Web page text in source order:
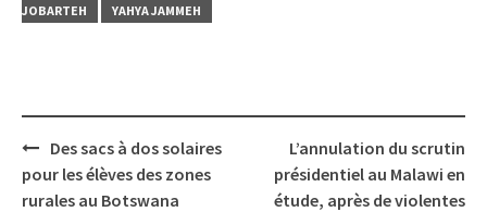
JOBARTEH
YAHYA JAMMEH
Post
navigation
Des sacs à dos solaires
pour les élèves des zones
rurales au Botswana
L’annulation du scrutin
présidentiel au Malawi en
étude, après de violentes